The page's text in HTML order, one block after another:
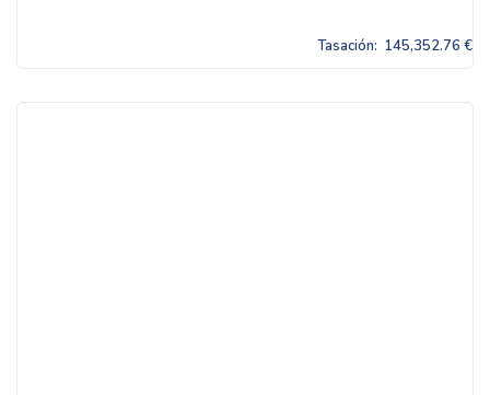
Tasación: 145,352.76 €